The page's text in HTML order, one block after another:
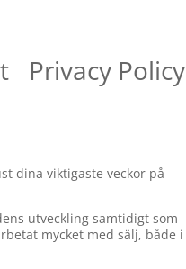
Privacy Policy
dina viktigaste veckor på
utveckling samtidigt som
mycket med sälj, både i